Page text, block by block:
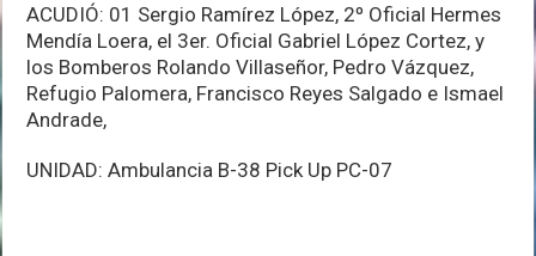
ACUDIÓ: 01 Sergio Ramírez López, 2º Oficial Hermes
Mendía Loera, el 3er. Oficial Gabriel López Cortez, y
los Bomberos Rolando Villaseñor, Pedro Vázquez,
Refugio Palomera, Francisco Reyes Salgado e Ismael
Andrade,
UNIDAD: Ambulancia B-38 Pick Up PC-07